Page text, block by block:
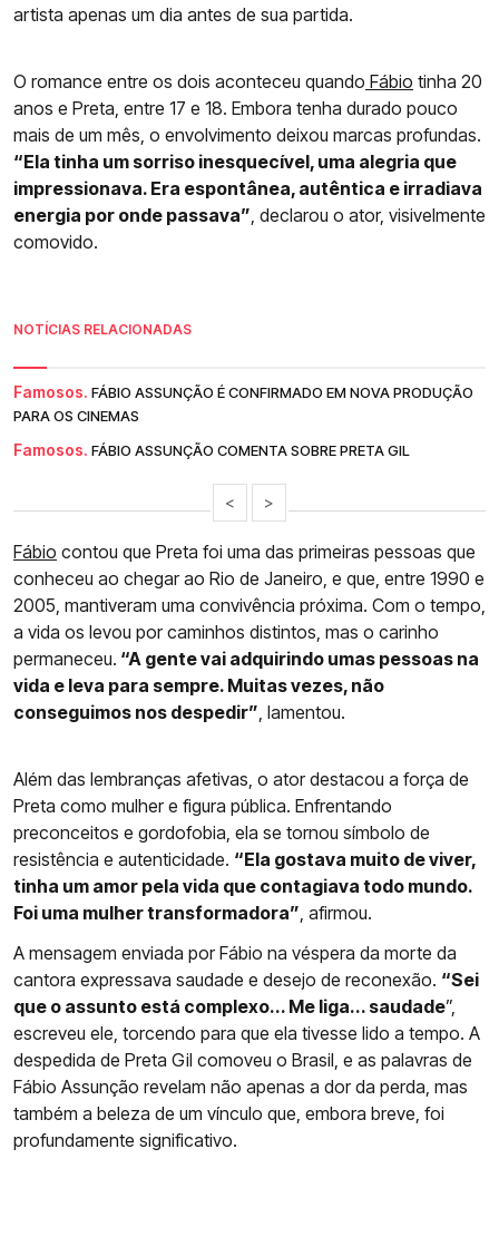
artista apenas um dia antes de sua partida.
O romance entre os dois aconteceu quando Fábio tinha 20
anos e Preta, entre 17 e 18. Embora tenha durado pouco
mais de um mês, o envolvimento deixou marcas profundas.
“Ela tinha um sorriso inesquecível, uma alegria que
impressionava. Era espontânea, autêntica e irradiava
energia por onde passava” , declarou o ator, visivelmente
comovido.
NOTÍCIAS RELACIONADAS
Famosos. FÁBIO ASSUNÇÃO É CONFIRMADO EM NOVA PRODUÇÃO
PARA OS CINEMAS
Famosos. FÁBIO ASSUNÇÃO COMENTA SOBRE PRETA GIL
< >
Fábio contou que Preta foi uma das primeiras pessoas que
conheceu ao chegar ao Rio de Janeiro, e que, entre 1990 e
2005, mantiveram uma convivência próxima. Com o tempo,
a vida os levou por caminhos distintos, mas o carinho
permaneceu. “A gente vai adquirindo umas pessoas na
vida e leva para sempre. Muitas vezes, não
conseguimos nos despedir” , lamentou.
Além das lembranças afetivas, o ator destacou a força de
Preta como mulher e figura pública. Enfrentando
preconceitos e gordofobia, ela se tornou símbolo de
resistência e autenticidade. “Ela gostava muito de viver,
tinha um amor pela vida que contagiava todo mundo.
Foi uma mulher transformadora” , afirmou.
A mensagem enviada por Fábio na véspera da morte da
cantora expressava saudade e desejo de reconexão. “Sei
que o assunto está complexo... Me liga... saudade”,
escreveu ele, torcendo para que ela tivesse lido a tempo. A
despedida de Preta Gil comoveu o Brasil, e as palavras de
Fábio Assunção revelam não apenas a dor da perda, mas
também a beleza de um vínculo que, embora breve, foi
profundamente significativo.